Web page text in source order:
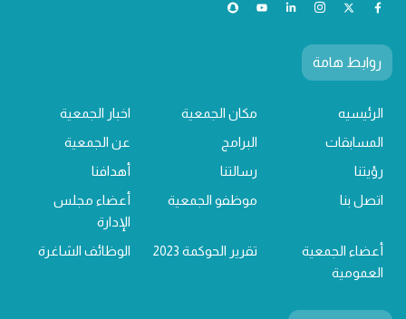
روابط هامة
الرئيسيه مكان الجمعية
اخبار الجمعية
المسابقات
البرامج
عن الجمعية
رؤيتنا
رسالتنا
أهدافنا
اتصل بنا
موظفو الجمعية
أعضاء مجلس
الإدارة
أعضاء الجمعية
العمومية
تقرير الحوكمة 2023 الوظائف الشاغرة